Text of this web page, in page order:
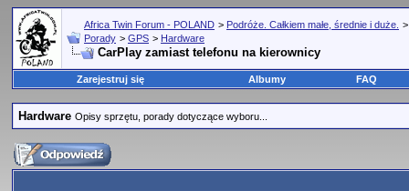
Africa Twin Forum - POLAND > Podróże. Całkiem małe, średnie i duże.
Porady > GPS > Hardware
CarPlay zamiast telefonu na kierownicy
Zarejestruj się Albumy FAQ
Hardware Opisy sprzętu, porady dotyczące wyboru...